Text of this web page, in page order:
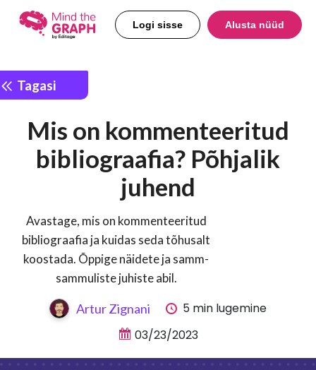
Logi sisse Alusta nüüd
Tagasi
Mis on kommenteeritud
bibliograafia? Põhjalik
juhend
Avastage, mis on kommenteeritud
bibliograafia ja kuidas seda tõhusalt
koostada. Õppige näidete ja samm-
sammuliste juhiste abil.
Artur Zignani
5 min lugemine
03/23/2023